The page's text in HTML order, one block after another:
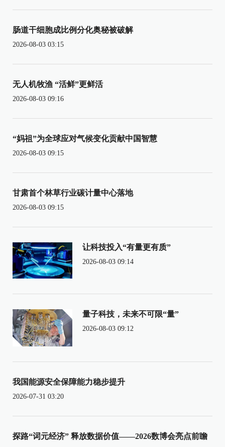
肠道干细胞成比例分化奥秘被破解
2026-08-03 03:15
无人机牧渔 “活鲜”更鲜活
2026-08-03 09:16
“妈祖”为全球应对气候变化贡献中国智慧
2026-08-03 09:15
甘肃首个林草行业碳计量中心落地
2026-08-03 09:15
让科技投入“有量更有质”
2026-08-03 09:14
量子科技，未来不可限“量”
2026-08-03 09:12
我国能源安全保障能力稳步提升
2026-07-31 03:20
探路“词元经济” 释放数据价值——2026数博会亮点前瞻